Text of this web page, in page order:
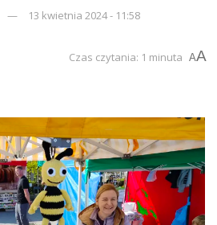
13 kwietnia 2024 - 11:58
Czas czytania: 1 minuta AA